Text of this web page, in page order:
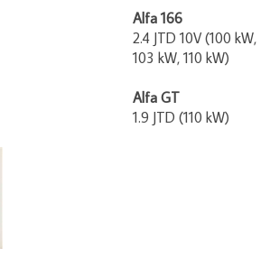
Alfa 166
2.4 JTD 10V (100 kW,
103 kW, 110 kW)
Alfa GT
1.9 JTD (110 kW)